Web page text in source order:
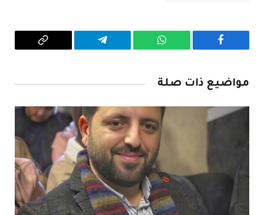
فيسبوك واتساب تيلقرام
Copy
مواضيع ذات صلة